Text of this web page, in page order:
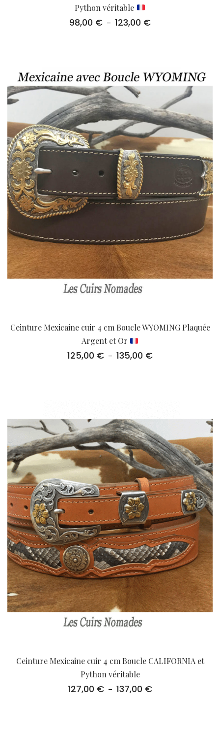
Python véritable
98,00 € – 123,00 €Plage
123,00 €
Ceinture Mexicaine cuir 4 cm Boucle WYOMING Plaquée
Argent et Or
125,00 € – 135,00 €Plage
Ceinture Mexicaine cuir 4 cm Boucle CALIFORNIA et
Python véritable
127,00 € – 137,00 €Plage